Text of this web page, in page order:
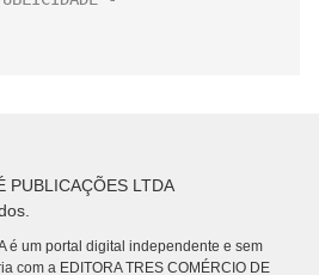
LTDA
é um portal digital independente e sem
com a EDITORA TRES COMÉRCIO DE